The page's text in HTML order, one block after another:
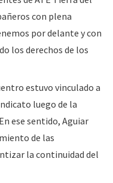
con plena
por delante y con
los derechos de los
estuvo vinculado a
luego de la
ese sentido, Aguiar
de las
la continuidad del